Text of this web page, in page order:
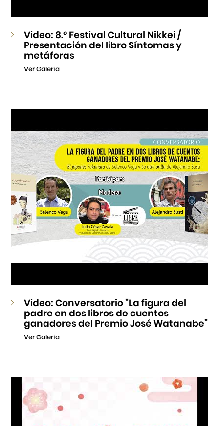
Video: 8.º Festival Cultural Nikkei /
Presentación del libro Síntomas y
metáforas
Ver Galería
Video: Conversatorio "La figura del
padre en dos libros de cuentos
ganadores del Premio José Watanabe"
Ver Galería